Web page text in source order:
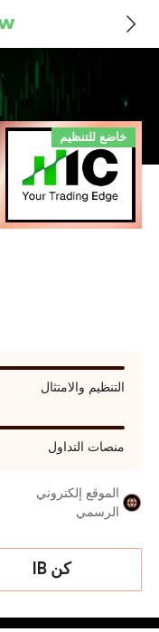
خاضع للتنظيم
التنظيم والامتثال
منصات التداول
الموقع إلكتروني
الرسمي
كن IB